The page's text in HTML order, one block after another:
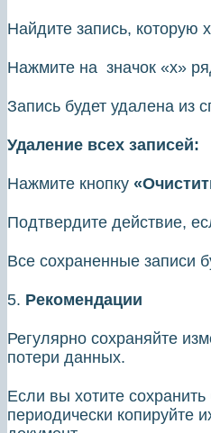
Найдите запись, которую
Нажмите на значок «х»
Запись будет удалена из
Удаление всех записей:
Нажмите кнопку
Подтвердите действие,
Все сохраненные записи
5. Рекомендации
Регулярно сохраняйте
потери данных.
Если вы хотите
периодически копируйте